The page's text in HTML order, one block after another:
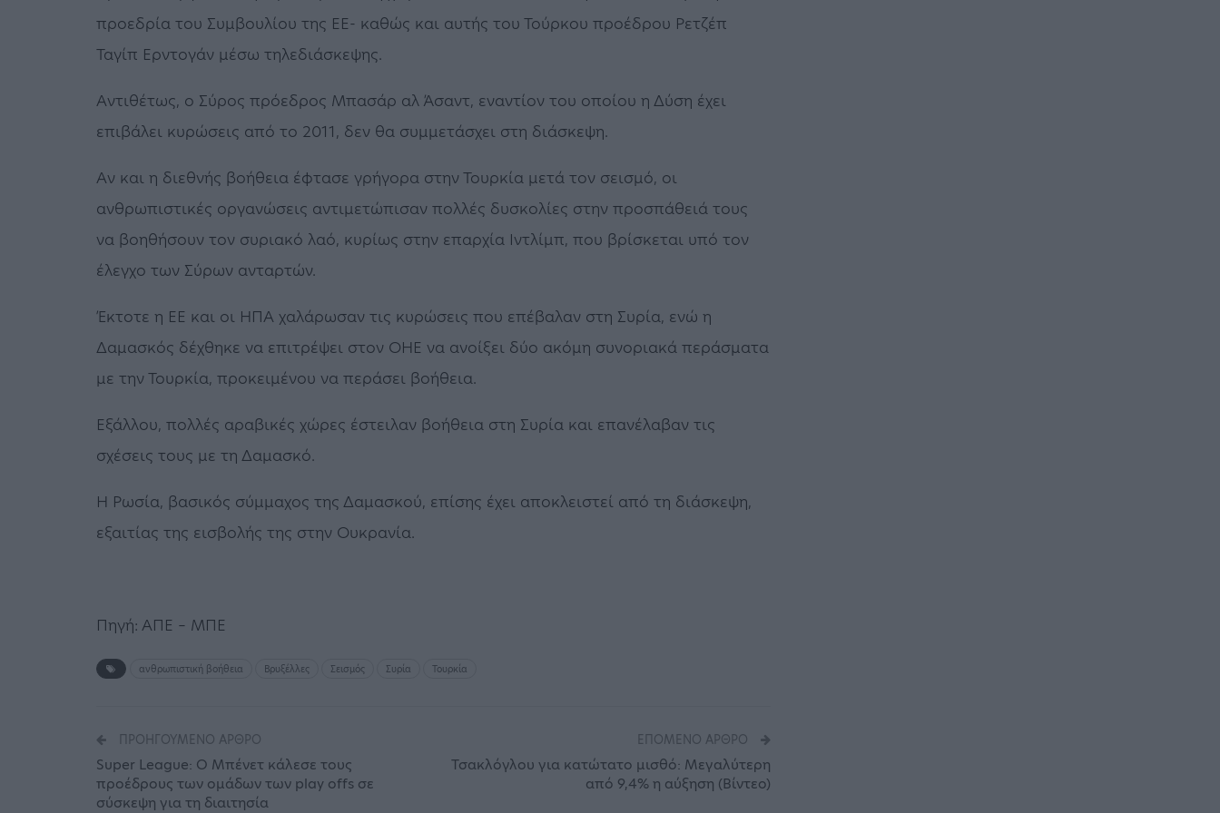
προεδρία του Συμβουλίου της ΕΕ- καθώς και αυτής του Τούρκου προέδρου Ρετζέπ
Ταγίπ Ερντογάν μέσω τηλεδιάσκεψης.
Αντιθέτως, ο Σύρος πρόεδρος Μπασάρ αλ Άσαντ, εναντίον του οποίου η Δύση έχει
επιβάλει κυρώσεις από το 2011, δεν θα συμμετάσχει στη διάσκεψη.
Αν και η διεθνής βοήθεια έφτασε γρήγορα στην Τουρκία μετά τον σεισμό, οι
ανθρωπιστικές οργανώσεις αντιμετώπισαν πολλές δυσκολίες στην προσπάθειά τους
να βοηθήσουν τον συριακό λαό, κυρίως στην επαρχία Ιντλίμπ, που βρίσκεται υπό τον
έλεγχο των Σύρων ανταρτών.
Έκτοτε η ΕΕ και οι ΗΠΑ χαλάρωσαν τις κυρώσεις που επέβαλαν στη Συρία, ενώ η
Δαμασκός δέχθηκε να επιτρέψει στον ΟΗΕ να ανοίξει δύο ακόμη συνοριακά περάσματα
με την Τουρκία, προκειμένου να περάσει βοήθεια.
Εξάλλου, πολλές αραβικές χώρες έστειλαν βοήθεια στη Συρία και επανέλαβαν τις
σχέσεις τους με τη Δαμασκό.
Η Ρωσία, βασικός σύμμαχος της Δαμασκού, επίσης έχει αποκλειστεί από τη διάσκεψη,
εξαιτίας της εισβολής της στην Ουκρανία.
Πηγή: ΑΠΕ – ΜΠΕ
ανθρωπιστική βοήθεια Βρυξέλλες Σεισμός Συρία Τουρκία
ΠΡΟΗΓΟΎΜΕΝΟ ΆΡΘΡΟ
Super League: Ο Μπένετ κάλεσε τους
προέδρους των ομάδων των play offs σε
σύσκεψη για τη διαιτησία
ΕΠΌΜΕΝΟ ΆΡΘΡΟ
Τσακλόγλου για κατώτατο μισθό: Μεγαλύτερη
από 9,4% η αύξηση (Βίντεο)